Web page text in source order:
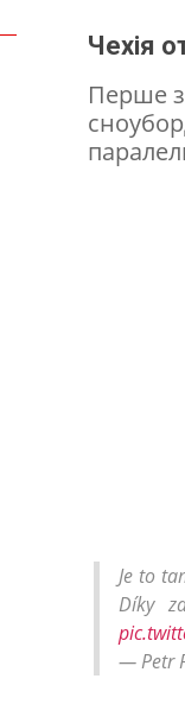
с
о
р
и
в
Чехія
Перше
Je to
Díky
— Petr